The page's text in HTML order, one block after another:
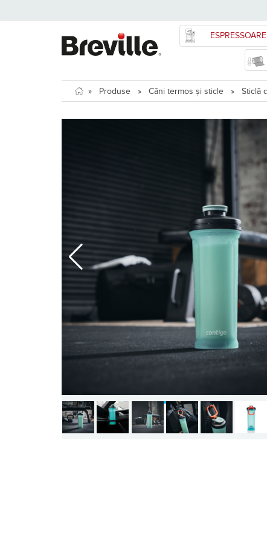
ESPRESSOARE
» Produse » Căni termos și sticle » Sticlă